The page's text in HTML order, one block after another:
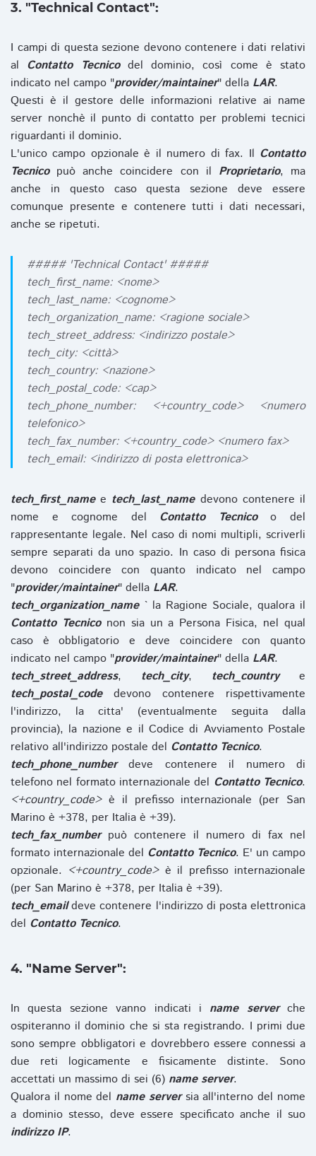
3. "Technical Contact":
I campi di questa sezione devono contenere i dati relativi
al Contatto Tecnicodel dominio, così come è stato
indicato nel campo "provider/maintainer" della LAR.
Questi è il gestore delle informazioni relative ai name
server nonchè il punto di contatto per problemi tecnici
riguardanti il dominio.
L'unico campo opzionale è il numero di fax. Il Contatto
Tecnicopuò anche coincidere con il Proprietario, ma
anche in questo caso questa sezione deve essere
comunque presente e contenere tutti i dati necessari,
anche se ripetuti.
##### 'Technical Contact' #####
tech_first_name: <nome>
tech_last_name: <cognome>
tech_organization_name: <ragione sociale>
tech_street_address: <indirizzo postale>
tech_city: <città>
tech_country: <nazione>
tech_postal_code: <cap>
tech_phone_number: <+country_code> <numero
telefonico>
tech_fax_number: <+country_code> <numero fax>
tech_email: <indirizzo di posta elettronica>
tech_first_namee tech_last_namedevono contenere il
nome e cognome del Contatto Tecnicoo del
rappresentante legale. Nel caso di nomi multipli, scriverli
sempre separati da uno spazio. In caso di persona fisica
devono coincidere con quanto indicato nel campo
"provider/maintainer" della LAR.
tech_organization_name` la Ragione Sociale, qualora il
Contatto Tecniconon sia un a Persona Fisica, nel qual
caso è obbligatorio e deve coincidere con quanto
indicato nel campo "provider/maintainer" della LAR.
tech_street_address, tech_city, tech_countrye
tech_postal_codedevono contenere rispettivamente
l'indirizzo, la citta' (eventualmente seguita dalla
provincia), la nazione e il Codice di Avviamento Postale
relativo all'indirizzo postale del Contatto Tecnico.
tech_phone_numberdeve contenere il numero di
telefono nel formato internazionale del Contatto Tecnico.
<+country_code>è il prefisso internazionale (per San
Marino è +378, per Italia è +39).
tech_fax_numberpuò contenere il numero di fax nel
formato internazionale del Contatto Tecnico. E' un campo
opzionale. <+country_code>è il prefisso internazionale
(per San Marino è +378, per Italia è +39).
tech_emaildeve contenere l'indirizzo di posta elettronica
del Contatto Tecnico.
4. "Name Server":
In questa sezione vanno indicati i name serverche
ospiteranno il dominio che si sta registrando. I primi due
sono sempre obbligatori e dovrebbero essere connessi a
due reti logicamente e fisicamente distinte. Sono
accettati un massimo di sei (6) name server.
Qualora il nome del name serversia all'interno del nome
a dominio stesso, deve essere specificato anche il suo
indirizzo IP.